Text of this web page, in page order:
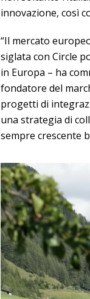
innovazione, così
“Il mercato
siglata con Circle
in Europa – ha
fondatore del
progetti di
una strategia di
sempre crescente